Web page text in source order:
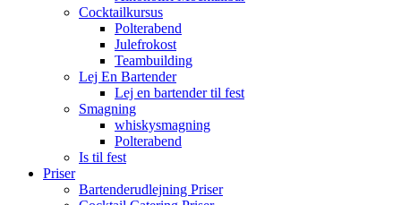
Cocktailkursus
Polterabend
Julefrokost
Teambuilding
Lej En Bartender
Lej en bartender til fest
Smagning
whiskysmagning
Polterabend
Is til fest
Priser
Bartenderudlejning Priser